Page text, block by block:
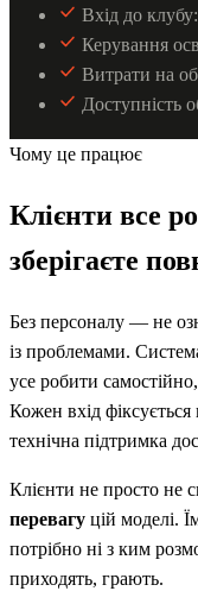
Вхід до
Керування
Витрати на
Доступність
Чому це працює
Клієнти все
зберігаєте
Без персоналу — не
із проблемами.
усе робити
Кожен вхід
технічна підтримка
Клієнти не просто не
перевагу цій моделі.
потрібно ні з ким
приходять, грають.